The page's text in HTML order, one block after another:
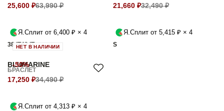
25,600 ₽63,990 ₽
Я.Сплит от 6,400 ₽ × 4
38 IT42 IT
21,660 ₽32,490 ₽
Я.Сплит от 5,415 ₽ × 4
S
-50%
НЕТ В НАЛИЧИИ
BLUMARINE
БРАСЛЕТ
17,250 ₽34,490 ₽
Я.Сплит от 4,313 ₽ × 4